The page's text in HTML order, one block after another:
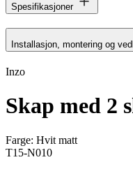
Spesifikasjoner
Installasjon, montering og
Inzo
Skap med 2
Farge: Hvit matt
T15-N010